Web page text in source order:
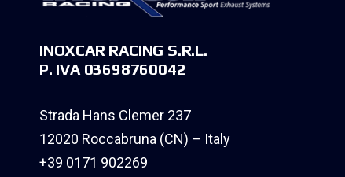
INOXCAR RACING S.R.L.
P. IVA 03698760042
Strada Hans Clemer 237
12020 Roccabruna (CN) – Italy
+39 0171 902269